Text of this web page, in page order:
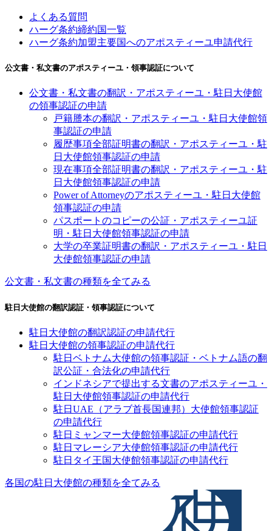
よくある質問
ハーグ条約締約国一覧
ハーグ条約加盟主要国へのアポスティーユ申請代行
公文書・私文書のアポスティーユ・領事認証について
公文書・私文書の翻訳・アポスティーユ・駐日大使館
の領事認証の申請
戸籍謄本の翻訳・アポスティーユ・駐日大使館領
事認証の申請
履歴事項全部証明書の翻訳・アポスティーユ・駐
日大使館領事認証の申請
現在事項全部証明書の翻訳・アポスティーユ・駐
日大使館領事認証の申請
Power of Attorneyのアポスティーユ・駐日大使館
領事認証の申請
パスポートのコピーの公証・アポスティーユ証
明・駐日大使館領事認証の申請
大学の卒業証明書の翻訳・アポスティーユ・駐日
大使館領事認証の申請
公文書・私文書の種類を全てみる
駐日大使館の翻訳認証・領事認証について
駐日大使館の翻訳認証の申請代行
駐日大使館の領事認証の申請代行
駐日ベトナム大使館の領事認証・ベトナム語の翻
訳公証・合法化の申請代行
インドネシアで提出する文書のアポスティーユ・
駐日大使館領事認証の申請代行
駐日UAE（アラブ首長国連邦）大使館領事認証
の申請代行
駐日ミャンマー大使館領事認証の申請代行
駐日マレーシア大使館領事認証の申請代行
駐日タイ王国大使館領事認証の申請代行
各国の駐日大使館の種類を全てみる